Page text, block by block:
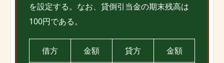
を設定する。なお、貸倒引当金の期末残高は
100円である。
借方 金額 貸方 金額